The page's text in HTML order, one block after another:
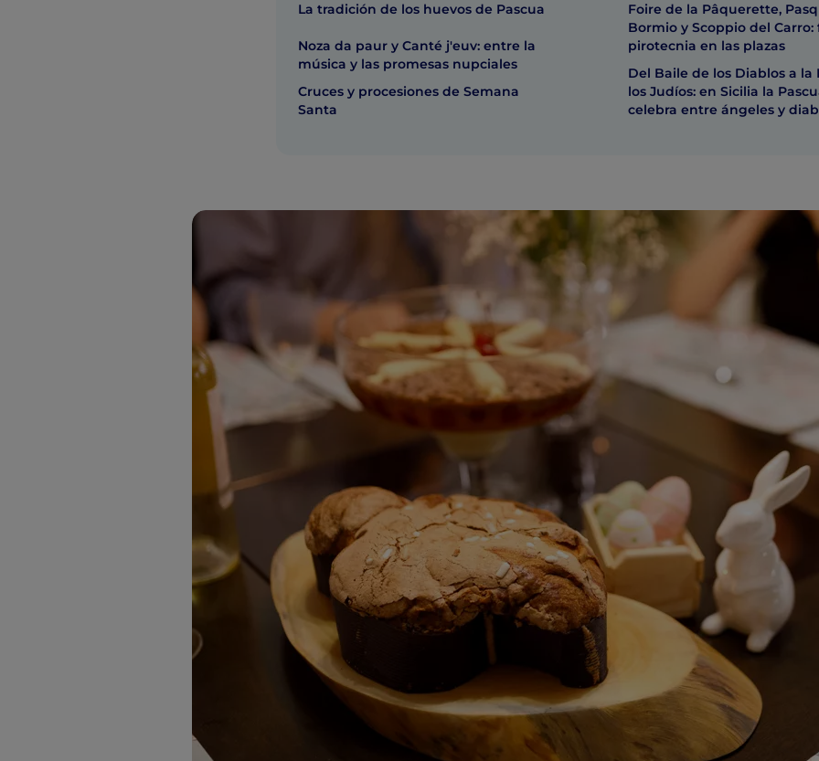
La tradición de los huevos de Pascua
Noza da paur y Canté j'euv: entre la
música y las promesas nupciales
Cruces y procesiones de Semana
Santa
Foire de la Pâquerette,
Bormio y Scoppio del Carro:
pirotecnia en las plazas
Del Baile de los Diablos a la
los Judíos: en Sicilia la
celebra entre ángeles y